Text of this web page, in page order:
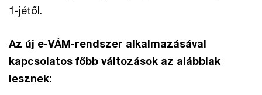
1-jétől.
Az új e-VÁM-rendszer alkalmazásával
kapcsolatos főbb változások az alábbiak
lesznek: